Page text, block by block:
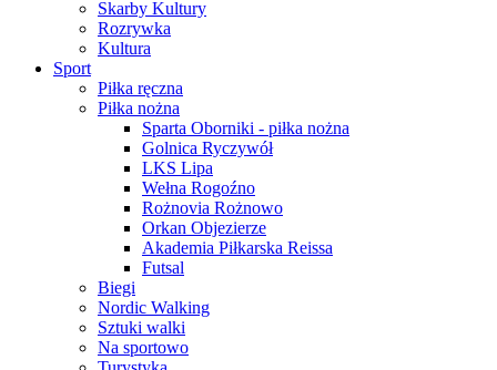
Skarby Kultury
Rozrywka
Kultura
Sport
Piłka ręczna
Piłka nożna
Sparta Oborniki - piłka nożna
Golnica Ryczywół
LKS Lipa
Wełna Rogoźno
Rożnovia Rożnowo
Orkan Objezierze
Akademia Piłkarska Reissa
Futsal
Biegi
Nordic Walking
Sztuki walki
Na sportowo